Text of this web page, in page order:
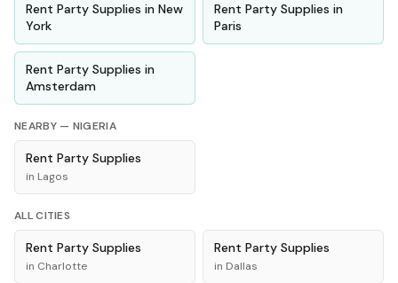
Rent Party Supplies in New
York
Rent Party Supplies in
Paris
Rent Party Supplies in
Amsterdam
NEARBY — NIGERIA
Rent Party Supplies
in Lagos
ALL CITIES
Rent Party Supplies
in Charlotte
Rent Party Supplies
in Dallas